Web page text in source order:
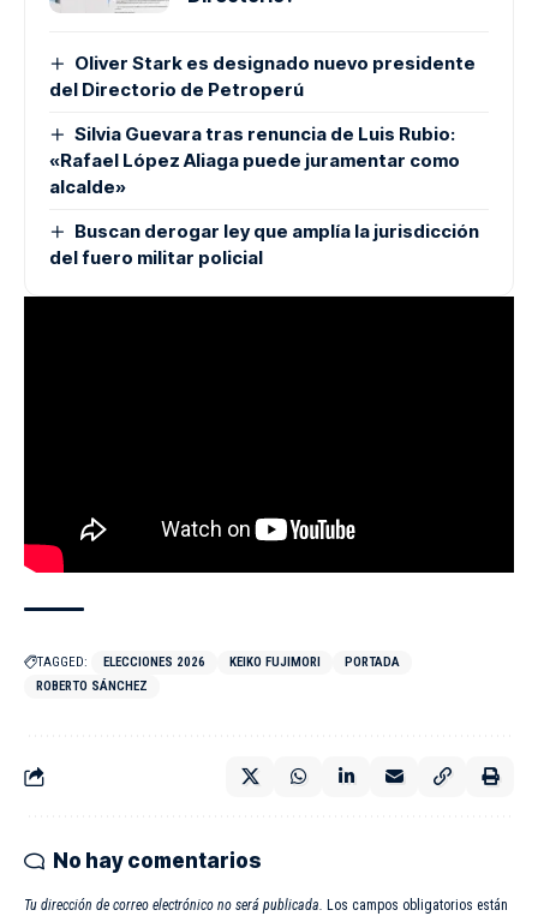
Oliver Stark es designado nuevo presidente
del Directorio de Petroperú
Silvia Guevara tras renuncia de Luis Rubio:
«Rafael López Aliaga puede juramentar como
alcalde»
Buscan derogar ley que amplía la jurisdicción
del fuero militar policial
TAGGED: ELECCIONES 2026 KEIKO FUJIMORI
PORTADA
ROBERTO SÁNCHEZ
No hay comentarios
Tu dirección de correo electrónico no será publicada. Los campos obligatorios están